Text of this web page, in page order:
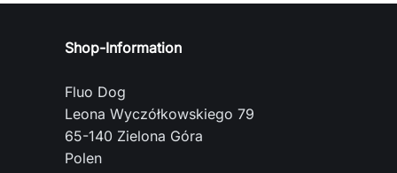
Shop-Information
Fluo Dog
Leona Wyczółkowskiego 79
65-140 Zielona Góra
Polen